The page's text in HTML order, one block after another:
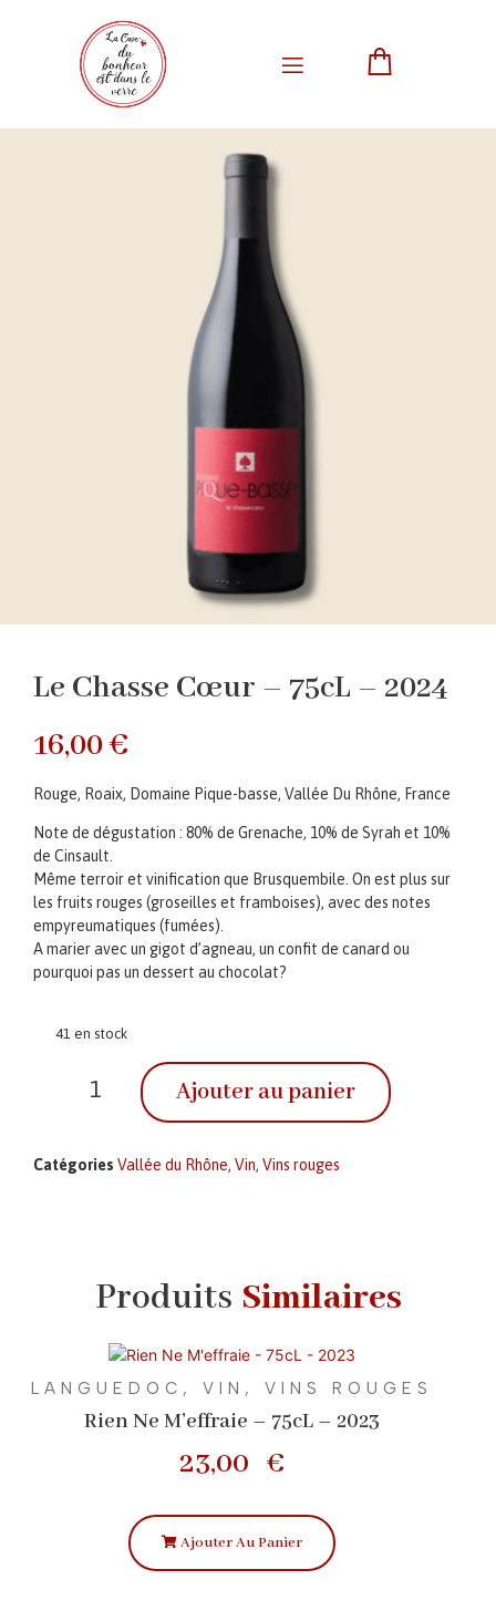
Le Chasse Cœur – 75cL – 2024
16,00€
Rouge, Roaix, Domaine Pique-basse, Vallée Du Rhône, France
Note de dégustation : 80% de Grenache, 10% de Syrah et 10%
de Cinsault.
Même terroir et vinification que Brusquembile. On est plus sur
les fruits rouges (groseilles et framboises), avec des notes
empyreumatiques (fumées).
A marier avec un gigot d’agneau, un confit de canard ou
pourquoi pas un dessert au chocolat?
41 en stock
Ajouter au panier
Catégories Vallée du Rhône, Vin, Vins rouges
Produits Similaires
LANGUEDOC , VIN , VINS ROUGES
Rien Ne M’effraie – 75cL – 2023
23,00 €
Ajouter Au Panier